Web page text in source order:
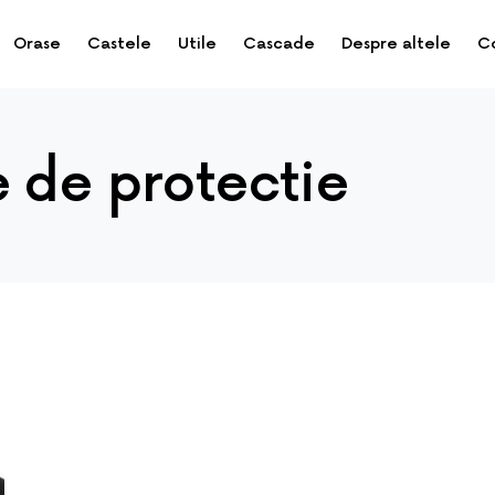
Orase Castele Utile Cascade Despre altele
de protectie